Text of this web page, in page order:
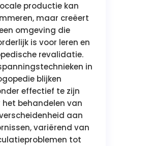
productie kan
maar creëert
omgeving die
is voor leren en
revalidatie.
in
blijken
effectief te zijn
het behandelen van
aan
variërend van
tot